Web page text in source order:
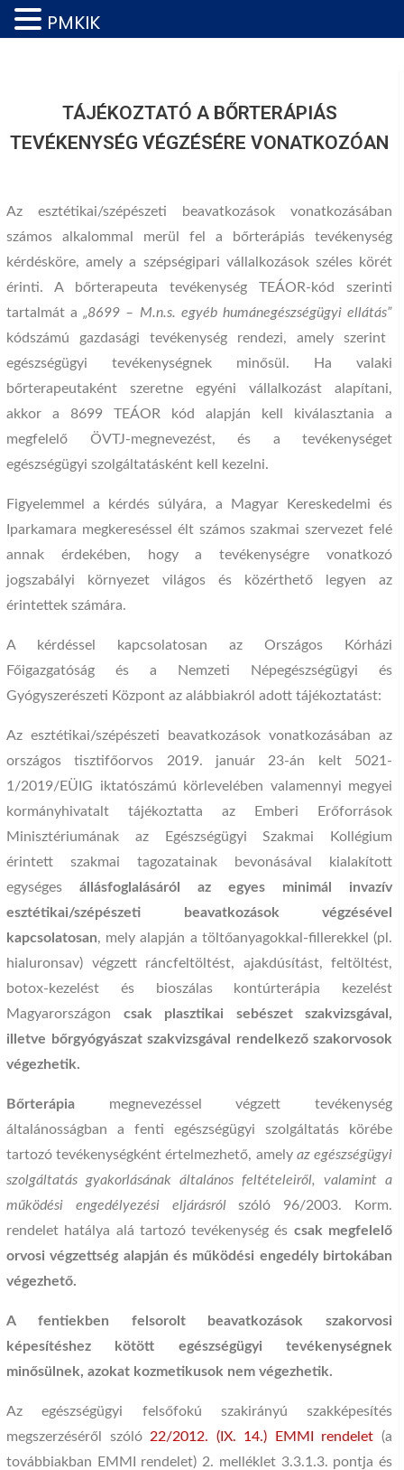
TÁJÉKOZTATÓ A BŐRTERÁPIÁS
TEVÉKENYSÉG VÉGZÉSÉRE VONATKOZÓAN
Az esztétikai/szépészeti beavatkozások vonatkozásában
számos alkalommal merül fel a bőrterápiás tevékenység
kérdésköre, amely a szépségipari vállalkozások széles körét
érinti. A bőrterapeuta tevékenység TEÁOR-kód szerinti
tartalmát a„8699 – M.n.s. egyéb humánegészségügyi ellátás”
kódszámú gazdasági tevékenység rendezi, amely szerint
egészségügyi tevékenységnek minősül. Ha valaki
bőrterapeutaként szeretne egyéni vállalkozást alapítani,
akkor a 8699 TEÁOR kód alapján kell kiválasztania a
megfelelő ÖVTJ-megnevezést, és a tevékenységet
egészségügyi szolgáltatásként kell kezelni.
Figyelemmel a kérdés súlyára, a Magyar Kereskedelmi és
Iparkamara megkereséssel élt számos szakmai szervezet felé
annak érdekében, hogy a tevékenységre vonatkozó
jogszabályi környezet világos és közérthető legyen az
érintettek számára.
A kérdéssel kapcsolatosan az Országos Kórházi
Főigazgatóság és a Nemzeti Népegészségügyi és
Gyógyszerészeti Központ az alábbiakról adott tájékoztatást:
Az esztétikai/szépészeti beavatkozások vonatkozásában az
országos tisztifőorvos 2019. január 23-án kelt 5021-
1/2019/EÜIG iktatószámú körlevelében valamennyi megyei
kormányhivatalt tájékoztatta az Emberi Erőforrások
Minisztériumának az Egészségügyi Szakmai Kollégium
érintett szakmai tagozatainak bevonásával kialakított
egységes állásfoglalásáról az egyes minimál invazív
esztétikai/szépészeti beavatkozások végzésével
kapcsolatosan, mely alapján a töltőanyagokkal-fillerekkel (pl.
hialuronsav) végzett ráncfeltöltést, ajakdúsítást, feltöltést,
botox-kezelést és bioszálas kontúrterápia kezelést
Magyarországon csak plasztikai sebészet szakvizsgával,
illetve bőrgyógyászat szakvizsgával rendelkező szakorvosok
végezhetik.
Bőrterápia megnevezéssel végzett tevékenység
általánosságban a fenti egészségügyi szolgáltatás körébe
tartozó tevékenységként értelmezhető, amely az egészségügyi
szolgáltatás gyakorlásának általános feltételeiről, valamint a
működési engedélyezési eljárásrólszóló 96/2003. Korm.
rendelet hatálya alá tartozó tevékenység és csak megfelelő
orvosi végzettség alapján és működési engedély birtokában
végezhető.
A fentiekben felsorolt beavatkozások szakorvosi
képesítéshez kötött egészségügyi tevékenységnek
minősülnek, azokat kozmetikusok nem végezhetik.
Az egészségügyi felsőfokú szakirányú szakképesítés
megszerzéséről szóló 22/2012. (IX. 14.) EMMI rendelet (a
továbbiakban EMMI rendelet) 2. melléklet 3.3.1.3. pontja és
PMKIK